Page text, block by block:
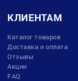
КЛИЕНТАМ
Каталог товаров
Доставка и оплата
Отзывы
Акции
FAQ